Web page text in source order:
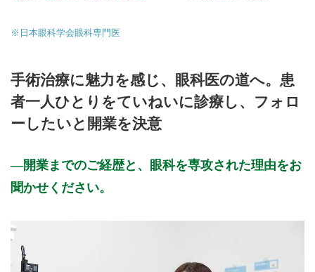
※日本眼科学会眼科専門医
手術治療に魅力を感じ、眼科医の道へ。患
者一人ひとりをていねいに診療し、フォロ
ーしたいと開業を決意
開業までのご経歴と、眼科を専攻された理由をお
聞かせください。